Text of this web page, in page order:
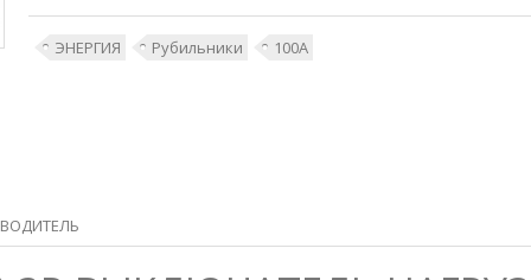
ЭНЕРГИЯ Рубильники 100А